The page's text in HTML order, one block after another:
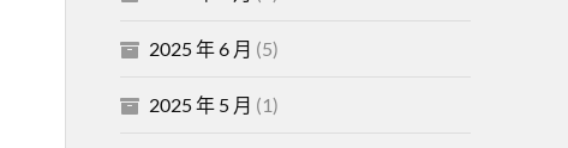
2025 年 6 月 (5)
2025 年 5 月 (1)